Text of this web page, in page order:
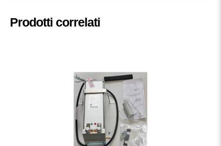
Prodotti correlati